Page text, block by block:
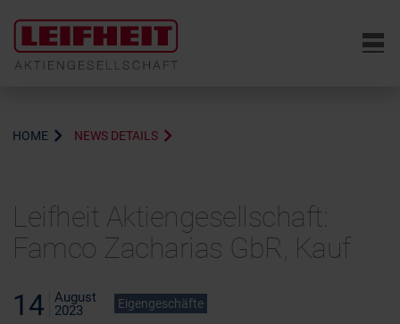
6
HOME NEWS DETAILS
Leifheit Aktiengesellschaft:
Famco Zacharias GbR, Kauf
14
August
2023
Eigengeschäfte